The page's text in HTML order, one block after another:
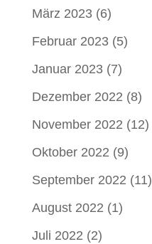
März 2023(6)
Februar 2023(5)
Januar 2023(7)
Dezember 2022 (8)
November 2022 (12)
Oktober 2022 (9)
September 2022 (11)
August 2022 (1)
Juli 2022 (2)